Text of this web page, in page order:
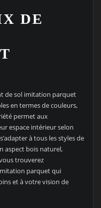
DE
de sol imitation parquet
en termes de couleurs,
permet aux
espace intérieur selon
à tous les styles de
aspect bois naturel,
trouverez
parquet qui
et à votre vision de